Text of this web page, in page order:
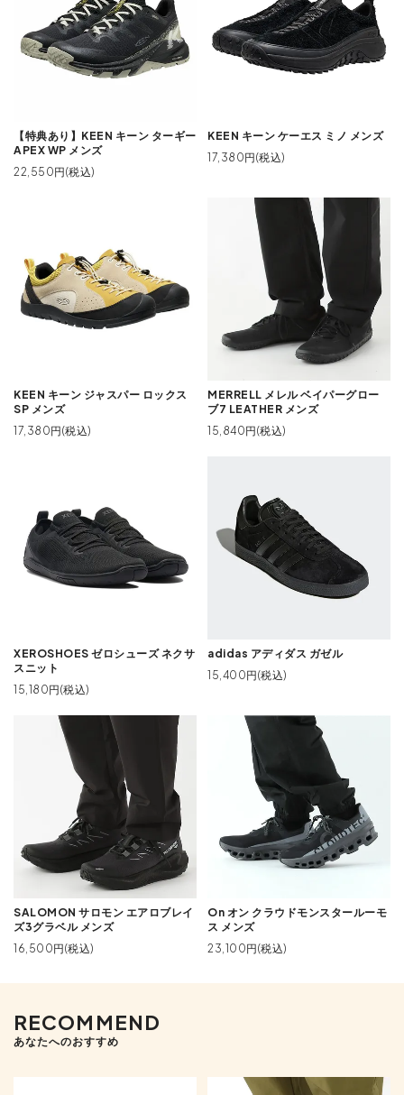
【特典あり】KEEN キーン ターギー
APEX WP メンズ
22,550円(税込)
KEEN キーン ケーエス ミノ メンズ
17,380円(税込)
KEEN キーン ジャスパー ロックス
SP メンズ
17,380円(税込)
MERRELL メレル ベイパーグロー
ブ7 LEATHER メンズ
15,840円(税込)
XEROSHOES ゼロシューズ ネクサ
スニット
15,180円(税込)
adidas アディダス ガゼル
15,400円(税込)
SALOMON サロモン エアロブレイ
ズ3グラベル メンズ
16,500円(税込)
On オン クラウドモンスタールーモ
ス メンズ
23,100円(税込)
RECOMMEND
あなたへのおすすめ